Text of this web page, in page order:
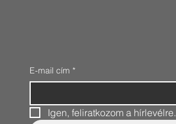
E-mail cím *
Igen, feliratkozom a hírlevélre.